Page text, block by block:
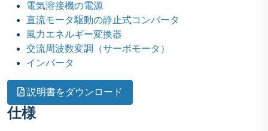
電気溶接機の電源
直流モータ駆動の静止式コンバータ
風力エネルギー変換器
交流周波数変調（サーボモータ）
インバータ
説明書をダウンロード
仕様